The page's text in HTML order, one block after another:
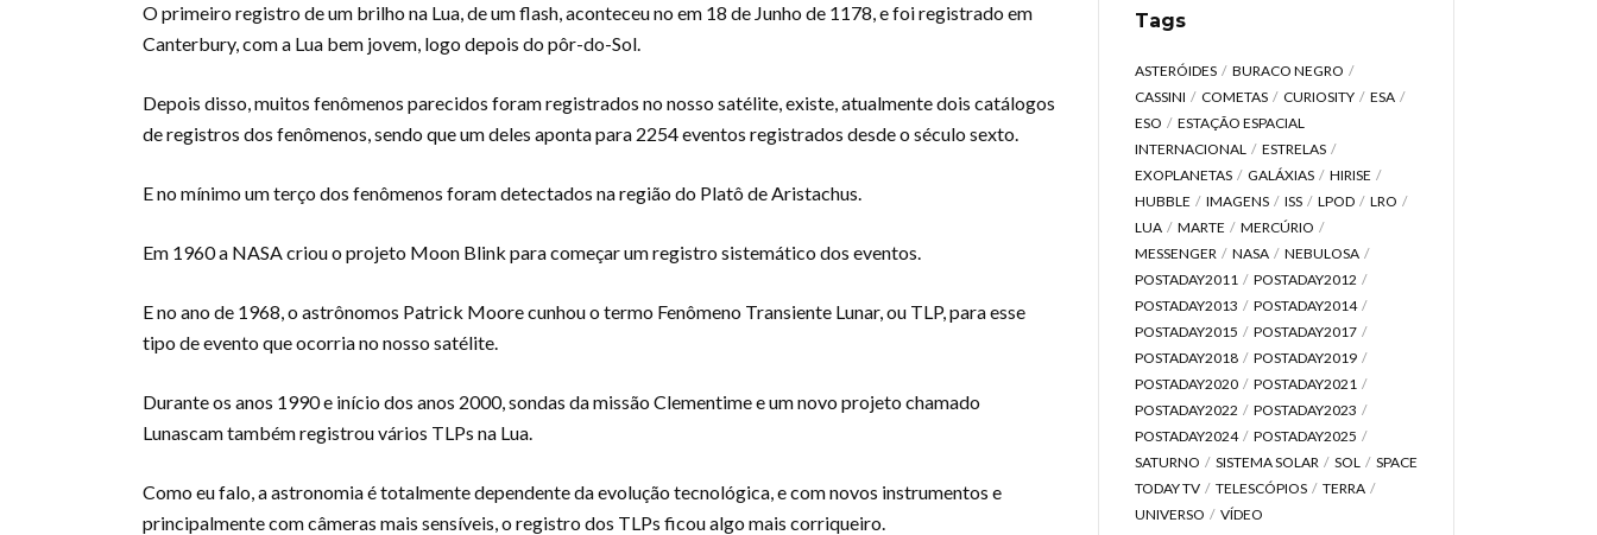
O primeiro registro de um brilho na Lua, de um flash, aconteceu no em 18 de Junho de 1178, e foi registrado em
Canterbury, com a Lua bem jovem, logo depois do pôr-do-Sol.
Depois disso, muitos fenômenos parecidos foram registrados no nosso satélite, existe, atualmente dois catálogos
de registros dos fenômenos, sendo que um deles aponta para 2254 eventos registrados desde o século sexto.
E no mínimo um terço dos fenômenos foram detectados na região do Platô de Aristachus.
Em 1960 a NASA criou o projeto Moon Blink para começar um registro sistemático dos eventos.
E no ano de 1968, o astrônomos Patrick Moore cunhou o termo Fenômeno Transiente Lunar, ou TLP, para esse
tipo de evento que ocorria no nosso satélite.
Durante os anos 1990 e início dos anos 2000, sondas da missão Clementime e um novo projeto chamado
Lunascam também registrou vários TLPs na Lua.
Como eu falo, a astronomia é totalmente dependente da evolução tecnológica, e com novos instrumentos e
principalmente com câmeras mais sensíveis, o registro dos TLPs ficou algo mais corriqueiro.
Tags
ASTERÓIDES
BURACO NEGRO
CASSINI
COMETAS CURIOSITY
ESA
ESO
ESTAÇÃO ESPACIAL
INTERNACIONAL
ESTRELAS
EXOPLANETAS
GALÁXIAS
HIRISE
HUBBLE
IMAGENS ISS LPOD
LRO
LUA
MARTE
MERCÚRIO
MESSENGER
NASA
NEBULOSA
POSTADAY2011
POSTADAY2012
POSTADAY2013
POSTADAY2014
POSTADAY2015
POSTADAY2017
POSTADAY2018
POSTADAY2019
POSTADAY2020
POSTADAY2021
POSTADAY2022
POSTADAY2023
POSTADAY2024
POSTADAY2025
SATURNO
SISTEMA SOLAR SOL
SPACE
TODAY TV
TELESCÓPIOS
TERRA
UNIVERSO
VÍDEO